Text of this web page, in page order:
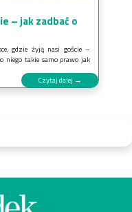
– jak zadbać o
gdzie żyją nasi goście –
niego takie samo prawo jak
Czytaj dalej →